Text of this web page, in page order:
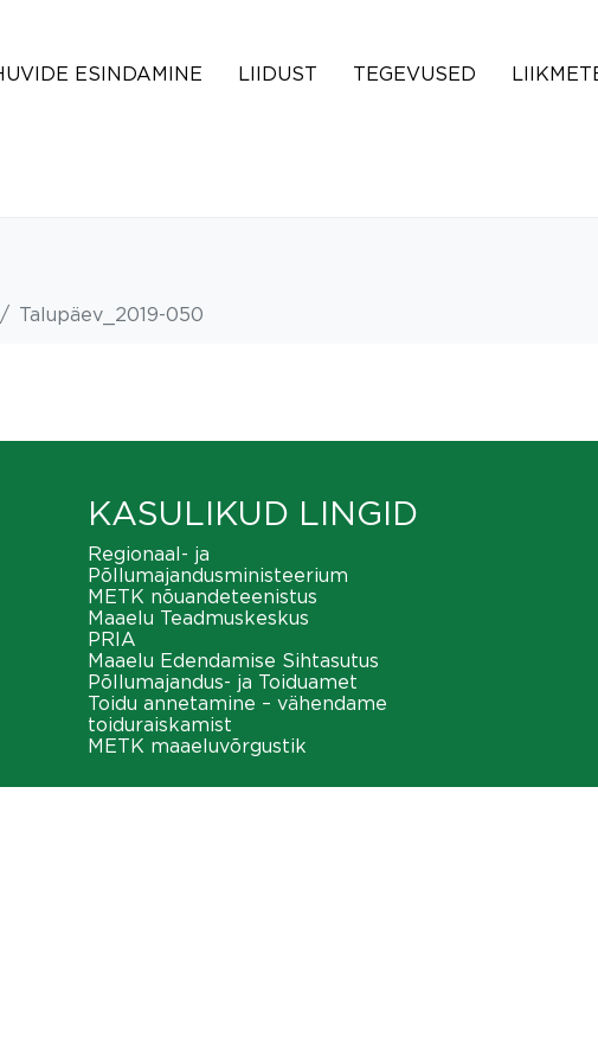
ESINDAMINE LIIDUST TEGEVUSED
Talupäev_2019-050
KASULIKUD LINGID
Regionaal- ja
Põllumajandusministeerium
METK nõuandeteenistus
Maaelu Teadmuskeskus
PRIA
Maaelu Edendamise Sihtasutus
Põllumajandus- ja Toiduamet
Toidu annetamine – vähendame
toiduraiskamist
METK maaeluvõrgustik